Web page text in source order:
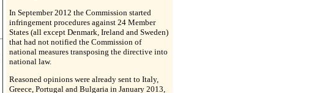
In September 2012 the Commission started
infringement procedures against 24 Member
States (all except Denmark, Ireland and Sweden)
that had not notified the Commission of
national measures transposing the directive into
national law.
Reasoned opinions were already sent to Italy,
Greece, Portugal and Bulgaria in January 2013,